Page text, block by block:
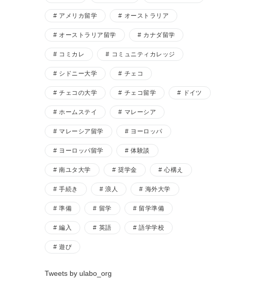
アメリカ留学 オーストラリア
オーストラリア留学 カナダ留学
コミカレ コミュニティカレッジ
シドニー大学 チェコ
チェコの大学 チェコ留学 ドイツ
ホームステイ マレーシア
マレーシア留学 ヨーロッパ
ヨーロッパ留学 体験談
南ユタ大学 奨学金 心構え
手続き 浪人 海外大学
準備 留学 留学準備
編入 英語 語学学校
遊び
Tweets by ulabo_org